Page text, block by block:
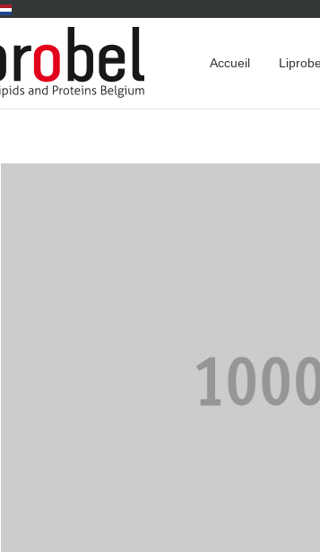
Accueil